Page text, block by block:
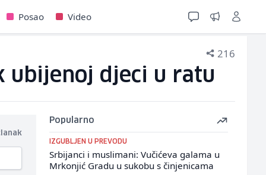
Posao Video
216
ubijenoj djeci u ratu
Popularno
IZGUBLJEN U PREVODU
Srbijanci i muslimani: Vučićeva galama u
Mrkonjić Gradu u sukobu s činjenicama